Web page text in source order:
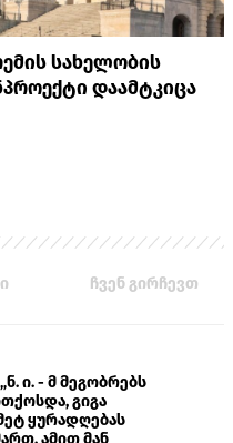
სახელობის
დაამტკიცა
ჩვენ გირჩევთ
ი. - მ მეგობრებს
გიგა
ყურადღებას
ამით მან